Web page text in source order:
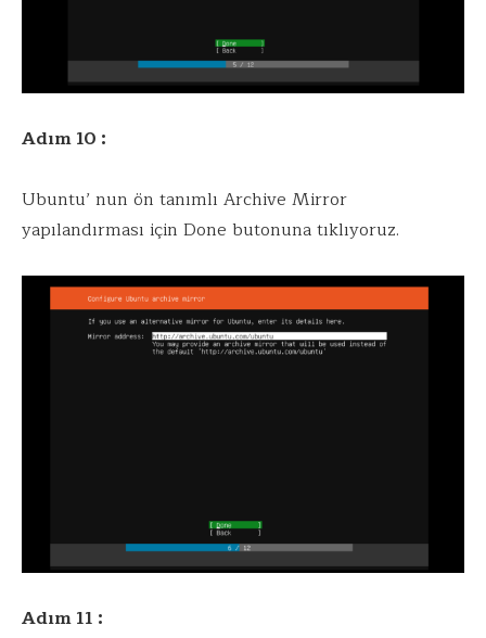
Adım 10 :
Ubuntu’ nun ön tanımlı Archive Mirror
yapılandırması için Done butonuna tıklıyoruz.
Adım 11 :